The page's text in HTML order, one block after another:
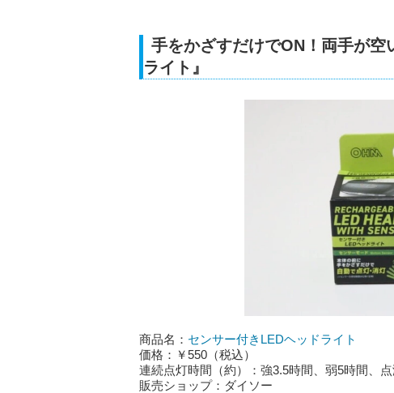
手をかざすだけでON！両手が
ライト』
商品名： センサー付きLEDヘッドライト
価格：￥550（税込）
連続点灯時間（約）：強3.5時間、弱5時間、
販売ショップ：ダイソー